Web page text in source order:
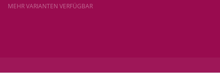
MEHR VARIANTEN VERFÜGBAR